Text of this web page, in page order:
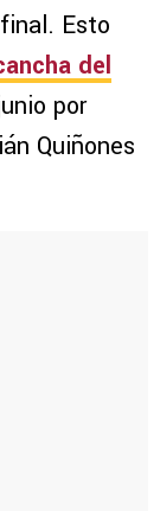
Esto
del
por
Quiñones